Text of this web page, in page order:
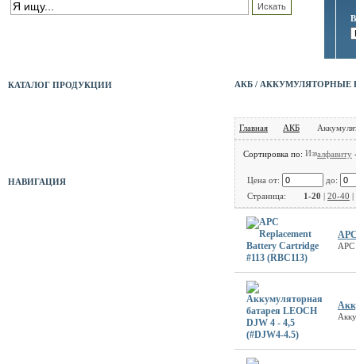
КАТАЛОГ ПРОДУКЦИИ
НАВИГАЦИЯ
АКБ / АККУМУЛЯТОРНЫЕ
Главная АКБ
Сортировка по: алфавиту
Цена от:
до:
Страница:
1-20 | 20-40 |